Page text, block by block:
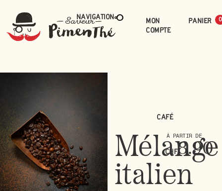
Navigation
Mon
compte
0
0
Café
Mélange
italien
À PARTIR DE
CHF8.90